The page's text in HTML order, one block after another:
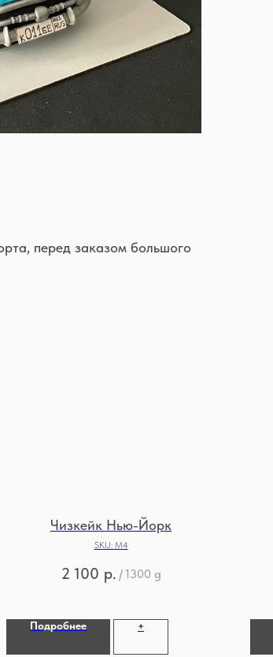
перед заказом большого
Чизкейк Нью-Йорк
SKU: М4
2 100 р. /1300 g
Подробнее +